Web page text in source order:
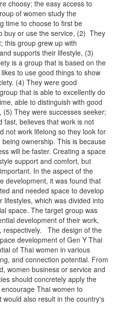
choosy; the easy access to
of women study the
time to choose to first be
buy or use the service, (2) They
this group grew up with
supports their lifestyle, (3)
is a group that is based on the
to use good things to show
(4) They were good
that is able to excellently do
able to distinguish with good
They were successes seeker;
fast, believes that work is not
not work lifelong so they look for
ownership. This is because
will be faster. Creating a space
support and comfort, but
In the aspect of the
development, it was found that
and needed space to develop
which was divided into
space. The target group was
development of their work,
respectively. The design of the
development of Gen Y Thai
of Thai women in various
and connection potential. From
women business or service and
should concretely apply the
Thai women to
also result in the country's